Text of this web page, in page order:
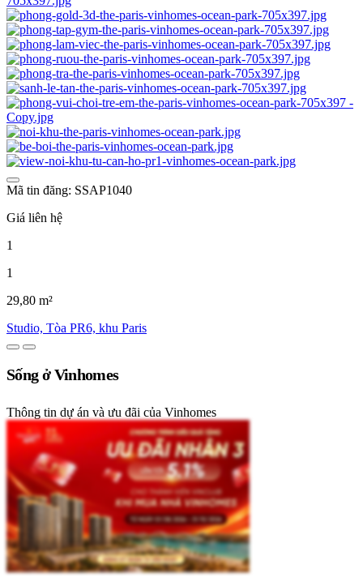
Mã tin đăng: SSAP1040
Giá liên hệ
1
1
29,80 m²
Studio, Tòa PR6, khu Paris
Sống ở Vinhomes
Thông tin dự án và ưu đãi của Vinhomes